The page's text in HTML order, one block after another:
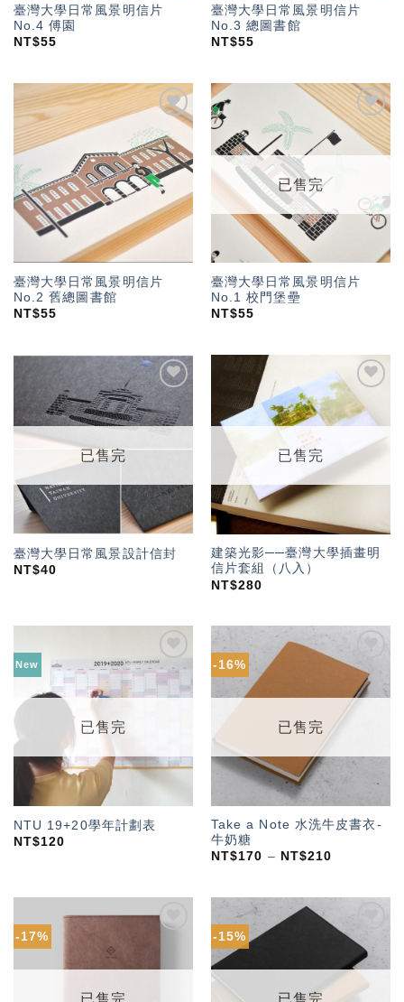
臺灣大學日常風景明信片
No.4 傅園
NT$55
臺灣大學日常風景明信片
No.3 總圖書館
NT$55
「願
望輕
單」
臺灣大學日常風景明信片
No.2 舊總圖書館
NT$55
加入
「願
望輕
已售完
臺灣大學日常風景明信片
No.1 校門堡壘
NT$55
加入
「願
望輕
已售完
臺灣大學日常風景設計信封
NT$40
加入
「願
望輕
單」
已售完
建築光影──臺灣大學插畫明
信片套組（八入）
NT$280
New
加入
「願
望輕
已售完
NTU 19+20學年計劃表
NT$120
-16%
加入
「願
望輕
已售完
Take a Note 水洗牛皮書衣-
牛奶糖
NT$170 – NT$210
-17%
望輕
已售完
-15%
加入
「願
望輕
單」
已售完